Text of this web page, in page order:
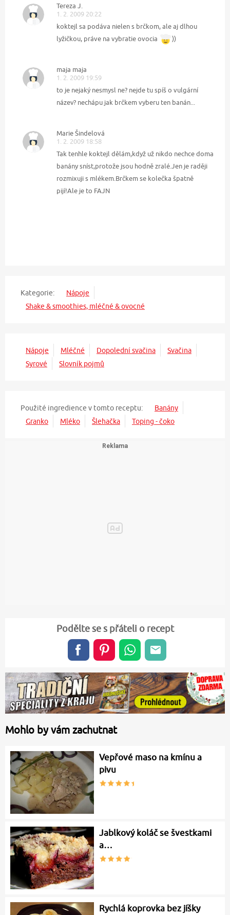
Tereza J.
1. 2. 2009 20:22
koktejl sa podáva nielen s brčkom, ale aj dlhou
lyžičkou, práve na vybratie ovocia
))
maja maja
1. 2. 2009 19:59
to je nejaký nesmysl ne? nejde tu spíš o vulgární
název? nechápu jak brčkem vyberu ten banán...
Marie Šindelová
1. 2. 2009 18:58
Tak tenhle koktejl dělám,když už nikdo nechce doma
banány sníst,protože jsou hodně zralé.Jen je raději
rozmixuji s mlékem.Brčkem se kolečka špatně
pijí!Ale je to FAJN
Kategorie:
Nápoje
Shake & smoothies, mléčné & ovocné
Nápoje Mléčné Dopolední svačina
Svačina
Syrové
Slovník pojmů
Použité ingredience v tomto receptu:
Banány
Granko
Mléko Šlehačka Toping - čoko
Podělte se s přáteli o recept
Mohlo by vám zachutnat
Vepřové maso na kmínu a
pivu
Jablkový koláč se švestkami
a…
Rychlá koprovka bez jíšky